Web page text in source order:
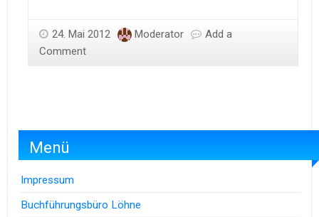
24. Mai 2012 Moderator
Add a
Comment
Menü
Impressum
Buchführungsbüro Löhne